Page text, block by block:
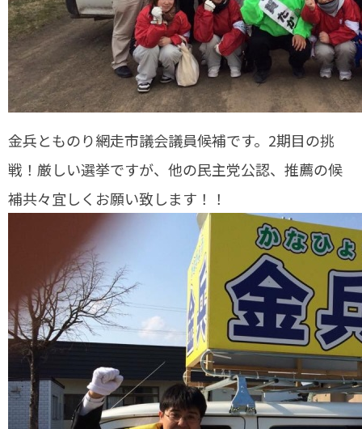
金兵とものり網走市議会議員候補です。2期目の挑
戦！厳しい選挙ですが、他の民主党公認、推薦の候
補共々宜しくお願い致します！！